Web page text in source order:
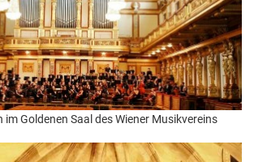
im Goldenen Saal des Wiener Musikvereins